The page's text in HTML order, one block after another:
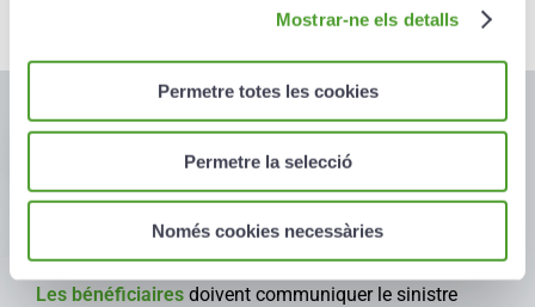
Mostrar-ne els detalls
Permetre totes les cookies
Permetre la selecció
Només cookies necessàries
En cas de sinistre
Les bénéficiaires doivent communiquer le sinistre